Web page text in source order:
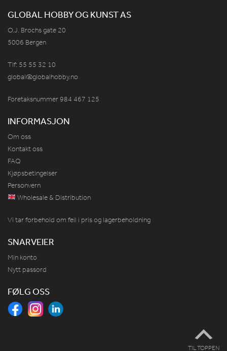
GLOBAL HOBBY OG KUNST AS
O.J. Brochs gate 20
5006 Bergen
Tlf: 55 55 32 10
global@globalhobby.no
Foretaksnummer 984 467 125
INFORMASJON
Om oss
Kontakt oss
FAQ
Kjøpsbetingelser
Personvern
Wholesale & Distribution
Vi tar forbehold om feil i pris og lagerbeholdning
SNARVEIER
Min konto
Nytt passord
FØLG OSS
TIL TOPPEN